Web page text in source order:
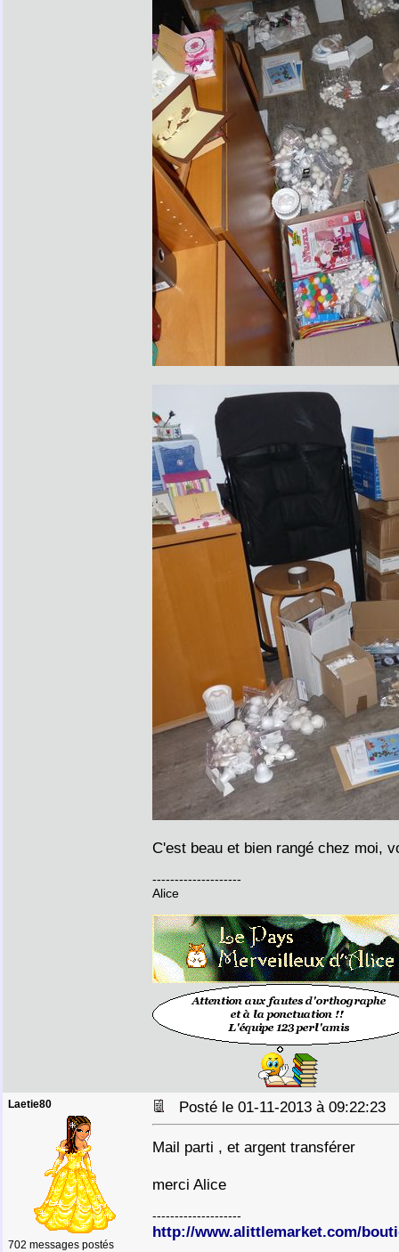
C'est beau et bien rangé chez moi,
--------------------
Alice
Laetie80
702 messages postés
Posté le 01-11-2013 à 09:22:23
Mail parti , et argent transférer
merci Alice
--------------------
http://www.alittlemarket.com/